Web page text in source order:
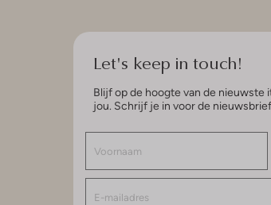
Let's keep in touch!
Blijf op de hoogte van de nieuwste
jou. Schrijf je in voor de